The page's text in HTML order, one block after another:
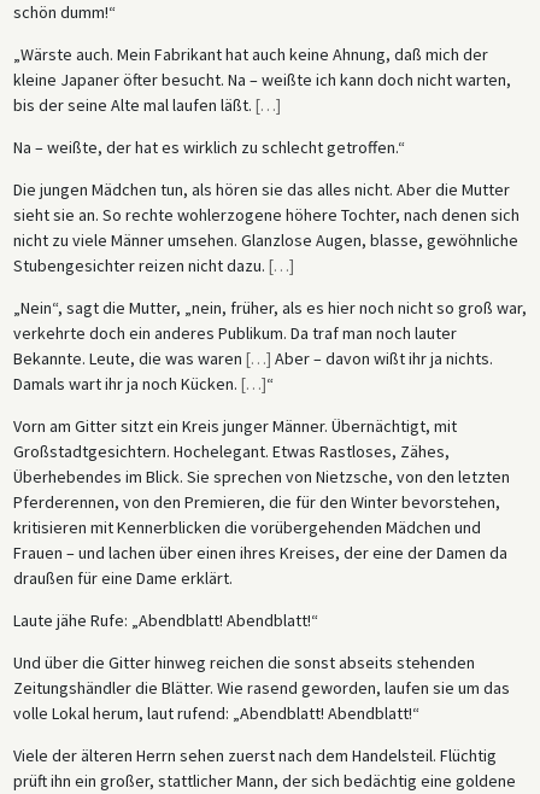
schön dumm!“
„Wärste auch. Mein Fabrikant hat auch keine Ahnung, daß mich der
kleine Japaner öfter besucht. Na – weißte ich kann doch nicht warten,
bis der seine Alte mal laufen läßt. […]
Na – weißte, der hat es wirklich zu schlecht getroffen.“
Die jungen Mädchen tun, als hören sie das alles nicht. Aber die Mutter
sieht sie an. So rechte wohlerzogene höhere Tochter, nach denen sich
nicht zu viele Männer umsehen. Glanzlose Augen, blasse, gewöhnliche
Stubengesichter reizen nicht dazu. […]
„Nein“, sagt die Mutter, „nein, früher, als es hier noch nicht so groß war,
verkehrte doch ein anderes Publikum. Da traf man noch lauter
Bekannte. Leute, die was waren […] Aber – davon wißt ihr ja nichts.
Damals wart ihr ja noch Kücken. […]“
Vorn am Gitter sitzt ein Kreis junger Männer. Übernächtigt, mit
Großstadtgesichtern. Hochelegant. Etwas Rastloses, Zähes,
Überhebendes im Blick. Sie sprechen von Nietzsche, von den letzten
Pferderennen, von den Premieren, die für den Winter bevorstehen,
kritisieren mit Kennerblicken die vorübergehenden Mädchen und
Frauen – und lachen über einen ihres Kreises, der eine der Damen da
draußen für eine Dame erklärt.
Laute jähe Rufe: „Abendblatt! Abendblatt!“
Und über die Gitter hinweg reichen die sonst abseits stehenden
Zeitungshändler die Blätter. Wie rasend geworden, laufen sie um das
volle Lokal herum, laut rufend: „Abendblatt! Abendblatt!“
Viele der älteren Herrn sehen zuerst nach dem Handelsteil. Flüchtig
prüft ihn ein großer, stattlicher Mann, der sich bedächtig eine goldene